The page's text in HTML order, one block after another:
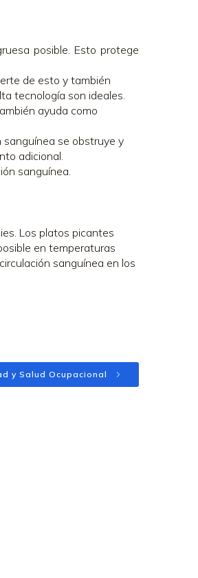
posible. Esto protege
de esto y también
tecnología son ideales.
ayuda como
sanguínea se obstruye y
adicional.
sanguínea.
Los platos picantes
en temperaturas
sanguínea en los
y Salud Ocupacional